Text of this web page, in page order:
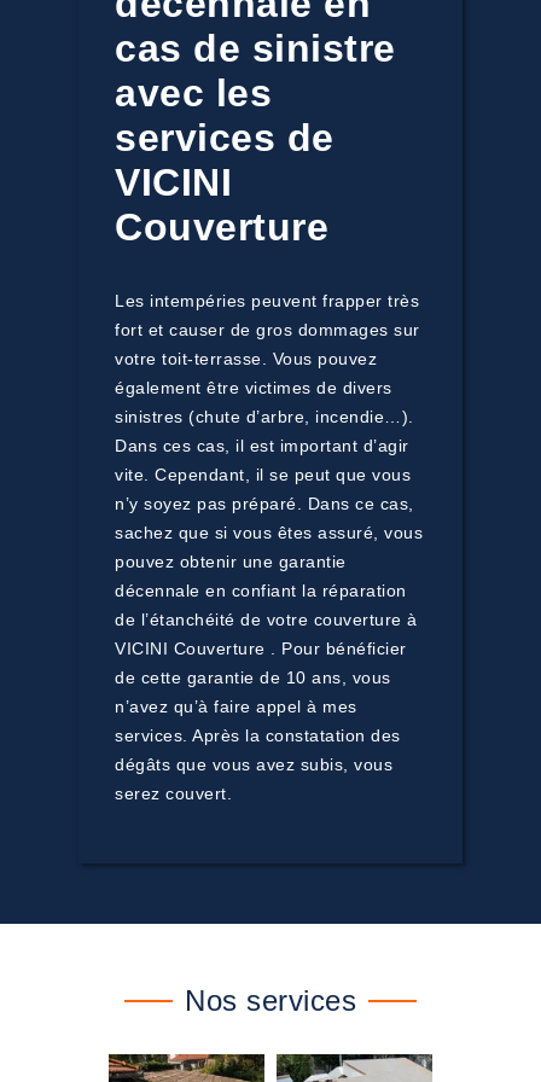
cas de sinistre
avec les
services de
VICINI
Couverture
Les intempéries peuvent frapper très
fort et causer de gros dommages sur
votre toit-terrasse. Vous pouvez
également être victimes de divers
sinistres (chute d’arbre, incendie…).
Dans ces cas, il est important d’agir
vite. Cependant, il se peut que vous
n’y soyez pas préparé. Dans ce cas,
sachez que si vous êtes assuré, vous
pouvez obtenir une garantie
décennale en confiant la réparation
de l’étanchéité de votre couverture à
VICINI Couverture . Pour bénéficier
de cette garantie de 10 ans, vous
n’avez qu’à faire appel à mes
services. Après la constatation des
dégâts que vous avez subis, vous
serez couvert.
Nos services